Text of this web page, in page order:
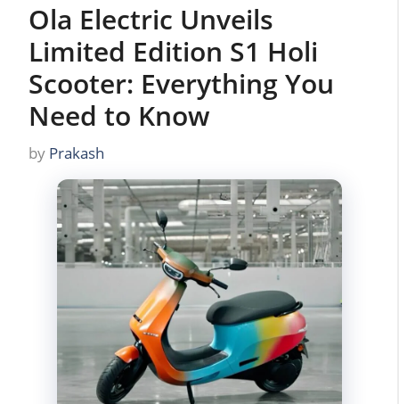
Ola Electric Unveils
Limited Edition S1 Holi
Scooter: Everything You
Need to Know
by Prakash